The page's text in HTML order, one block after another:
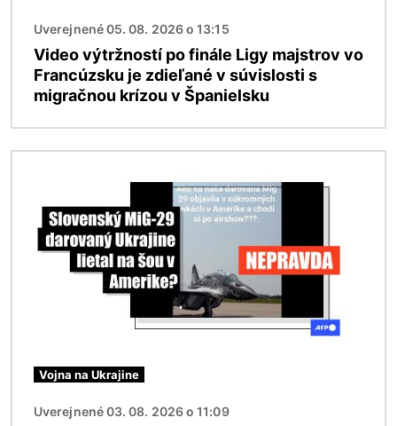
Uverejnené 05. 08. 2026 o 13:15
Video výtržností po finále Ligy majstrov vo
Francúzsku je zdieľané v súvislosti s
migračnou krízou v Španielsku
Vojna na Ukrajine
Uverejnené 03. 08. 2026 o 11:09